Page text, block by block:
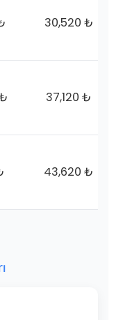
30,520 ₺
37,120 ₺
43,620 ₺